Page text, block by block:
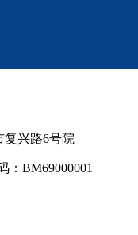
兴路6号院
BM69000001